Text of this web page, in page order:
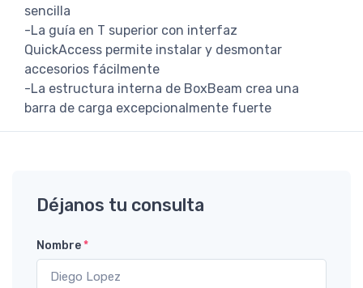
sencilla
-La guía en T superior con interfaz
QuickAccess permite instalar y desmontar
accesorios fácilmente
-La estructura interna de BoxBeam crea una
barra de carga excepcionalmente fuerte
Déjanos tu consulta
Nombre*